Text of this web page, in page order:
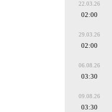
22.03.26
02:00
29.03.26
02:00
06.08.26
03:30
09.08.26
03:30